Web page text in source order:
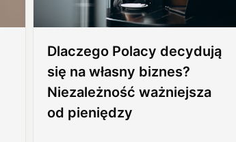
Dlaczego Polacy decydują
się na własny biznes?
Niezależność ważniejsza
od pieniędzy